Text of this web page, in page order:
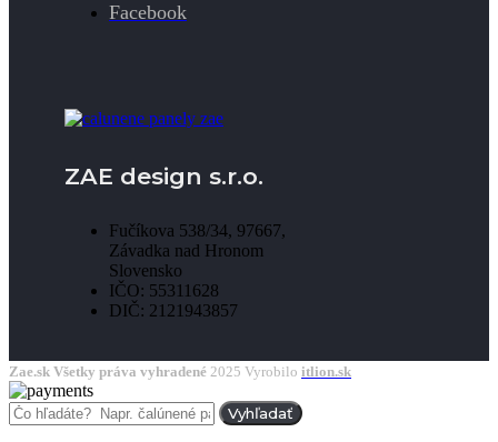
Facebook
ZAE design s.r.o.
Fučíkova 538/34, 97667,
Závadka nad Hronom
Slovensko
IČO: 55311628
DIČ: 2121943857
Zae.sk Všetky práva vyhradené 2025 Vyrobilo itlion.sk
Vyhľadať